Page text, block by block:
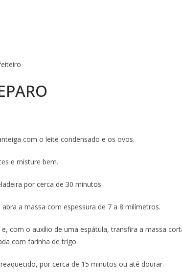
com o leite condensado e os ovos.
e misture bem.
por cerca de 30 minutos.
a massa com espessura de 7 a 8 milímetros.
com o auxílio de uma espátula, transfira a massa
com farinha de trigo.
por cerca de 15 minutos ou até dourar.